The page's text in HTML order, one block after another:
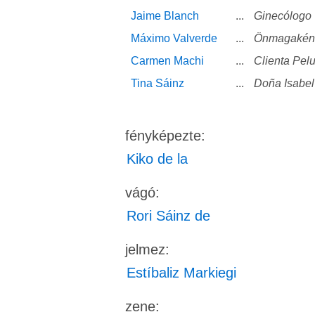
Jaime Blanch
...
Ginecólogo
Máximo Valverde
...
Carmen Machi
...
Clienta
Tina Sáinz
... Doña Isabel
fényképezte:
Kiko de la
vágó:
Rori Sáinz de
jelmez:
Estíbaliz Markiegi
zene: